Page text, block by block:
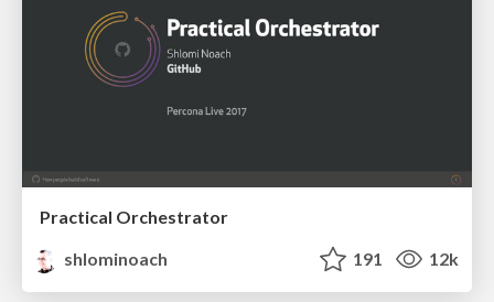
Practical Orchestrator
shlominoach
191 12k